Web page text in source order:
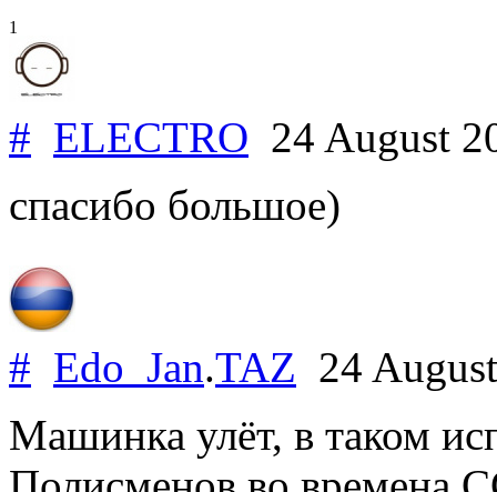
1
# ELECTRO 24 August
спасибо большое)
# Edo_Jan.TAZ 24
Машинка улёт, в таком